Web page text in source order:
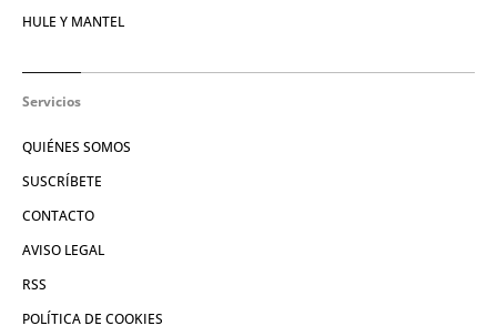
HULE Y MANTEL
Servicios
QUIÉNES SOMOS
SUSCRÍBETE
CONTACTO
AVISO LEGAL
RSS
POLÍTICA DE COOKIES